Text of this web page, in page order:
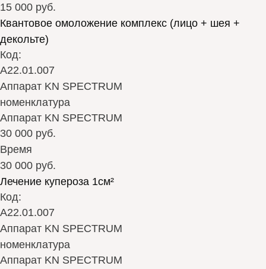
15 000 руб.
Квантовое омоложение комплекс (лицо + шея +
декольте)
Код:
А22.01.007
Аппарат KN SPECTRUM
номенклатура
Аппарат KN SPECTRUM
30 000 руб.
Время
30 000 руб.
Лечение купероза 1см²
Код:
А22.01.007
Аппарат KN SPECTRUM
номенклатура
Аппарат KN SPECTRUM